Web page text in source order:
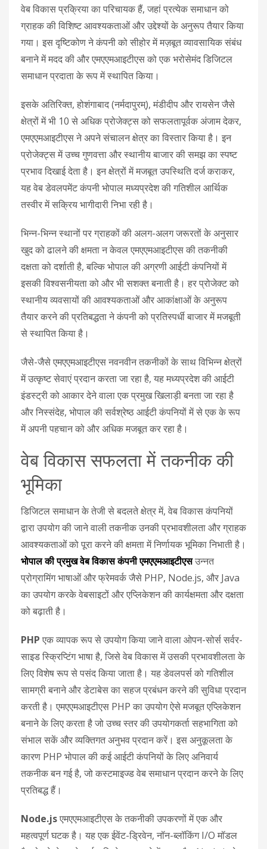
वेब विकास प्रक्रिया का परिचायक हैं, जहां प्रत्येक समाधान को
ग्राहक की विशिष्ट आवश्यकताओं और उद्देश्यों के अनुरूप तैयार किया
गया। इस दृष्टिकोण ने कंपनी को सीहोर में मज़बूत व्यावसायिक संबंध
बनाने में मदद की और एमएएमआइटीएस को एक भरोसेमंद डिजिटल
समाधान प्रदाता के रूप में स्थापित किया।
इसके अतिरिक्त, होशंगाबाद (नर्मदापुरम्), मंडीदीप और रायसेन जैसे
क्षेत्रों में भी 10 से अधिक प्रोजेक्ट्स को सफलतापूर्वक अंजाम देकर,
एमएएमआइटीएस ने अपने संचालन क्षेत्र का विस्तार किया है। इन
प्रोजेक्ट्स में उच्च गुणवत्ता और स्थानीय बाजार की समझ का स्पष्ट
प्रभाव दिखाई देता है। इन क्षेत्रों में मजबूत उपस्थिति दर्ज कराकर,
यह वेब डेवलपमेंट कंपनी भोपाल मध्यप्रदेश की गतिशील आर्थिक
तस्वीर में सक्रिय भागीदारी निभा रही है।
भिन्न-भिन्न स्थानों पर ग्राहकों की अलग-अलग जरूरतों के अनुसार
खुद को ढालने की क्षमता न केवल एमएएमआइटीएस की तकनीकी
दक्षता को दर्शाती है, बल्कि भोपाल की अग्रणी आईटी कंपनियों में
इसकी विश्वसनीयता को और भी सशक्त बनाती है। हर प्रोजेक्ट को
स्थानीय व्यवसायों की आवश्यकताओं और आकांक्षाओं के अनुरूप
तैयार करने की प्रतिबद्धता ने कंपनी को प्रतिस्पर्धी बाजार में मजबूती
से स्थापित किया है।
जैसे-जैसे एमएएमआइटीएस नवनवीन तकनीकों के साथ विभिन्न क्षेत्रों
में उत्कृष्ट सेवाएं प्रदान करता जा रहा है, यह मध्यप्रदेश की आईटी
इंडस्ट्री को आकार देने वाला एक प्रमुख खिलाड़ी बनता जा रहा है
और निस्संदेह, भोपाल की सर्वश्रेष्ठ आईटी कंपनियों में से एक के रूप
में अपनी पहचान को और अधिक मजबूत कर रहा है।
वेब विकास सफलता में तकनीक की
भूमिका
डिजिटल समाधान के तेजी से बदलते क्षेत्र में, वेब विकास कंपनियों
द्वारा उपयोग की जाने वाली तकनीक उनकी प्रभावशीलता और ग्राहक
आवश्यकताओं को पूरा करने की क्षमता में निर्णायक भूमिका निभाती है।
भोपाल की प्रमुख वेब विकास कंपनी एमएएमआइटीएसउन्नत
प्रोग्रामिंग भाषाओं और फ्रेमवर्क जैसे PHP, Node.js, और Java
का उपयोग करके वेबसाइटों और एप्लिकेशन की कार्यक्षमता और दक्षता
को बढ़ाती है।
PHP एक व्यापक रूप से उपयोग किया जाने वाला ओपन-सोर्स सर्वर-
साइड स्क्रिप्टिंग भाषा है, जिसे वेब विकास में उसकी प्रभावशीलता के
लिए विशेष रूप से पसंद किया जाता है। यह डेवलपर्स को गतिशील
सामग्री बनाने और डेटाबेस का सहज प्रबंधन करने की सुविधा प्रदान
करती है। एमएएमआइटीएस PHP का उपयोग ऐसे मजबूत एप्लिकेशन
बनाने के लिए करता है जो उच्च स्तर की उपयोगकर्ता सहभागिता को
संभाल सकें और व्यक्तिगत अनुभव प्रदान करें। इस अनुकूलता के
कारण PHP भोपाल की कई आईटी कंपनियों के लिए अनिवार्य
तकनीक बन गई है, जो कस्टमाइज्ड वेब समाधान प्रदान करने के लिए
प्रतिबद्ध हैं।
Node.jsएमएएमआइटीएस के तकनीकी उपकरणों में एक और
महत्वपूर्ण घटक है। यह एक ईवेंट-ड्रिवेन, नॉन-ब्लॉकिंग I/O मॉडल